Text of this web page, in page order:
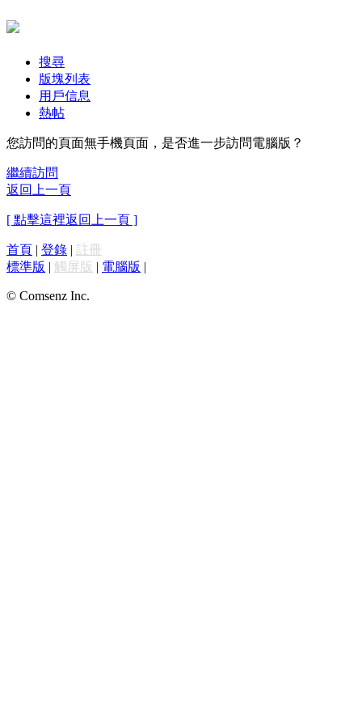
搜尋
版塊列表
用戶信息
熱帖
您訪問的頁面無手機頁面，是否進一步訪問電腦版？
繼續訪問
返回上一頁
[ 點擊這裡返回上一頁 ]
首頁 | 登錄 | 註冊
標準版 | 觸屏版 | 電腦版 |
© Comsenz Inc.